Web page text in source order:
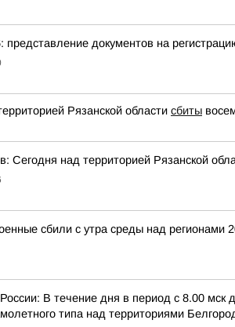
документов на
Рязанской области сбиты
Сегодня над территорией Рязанской
сбили с утра среды над
В течение дня в период с 8.00 мск
типа над территориями